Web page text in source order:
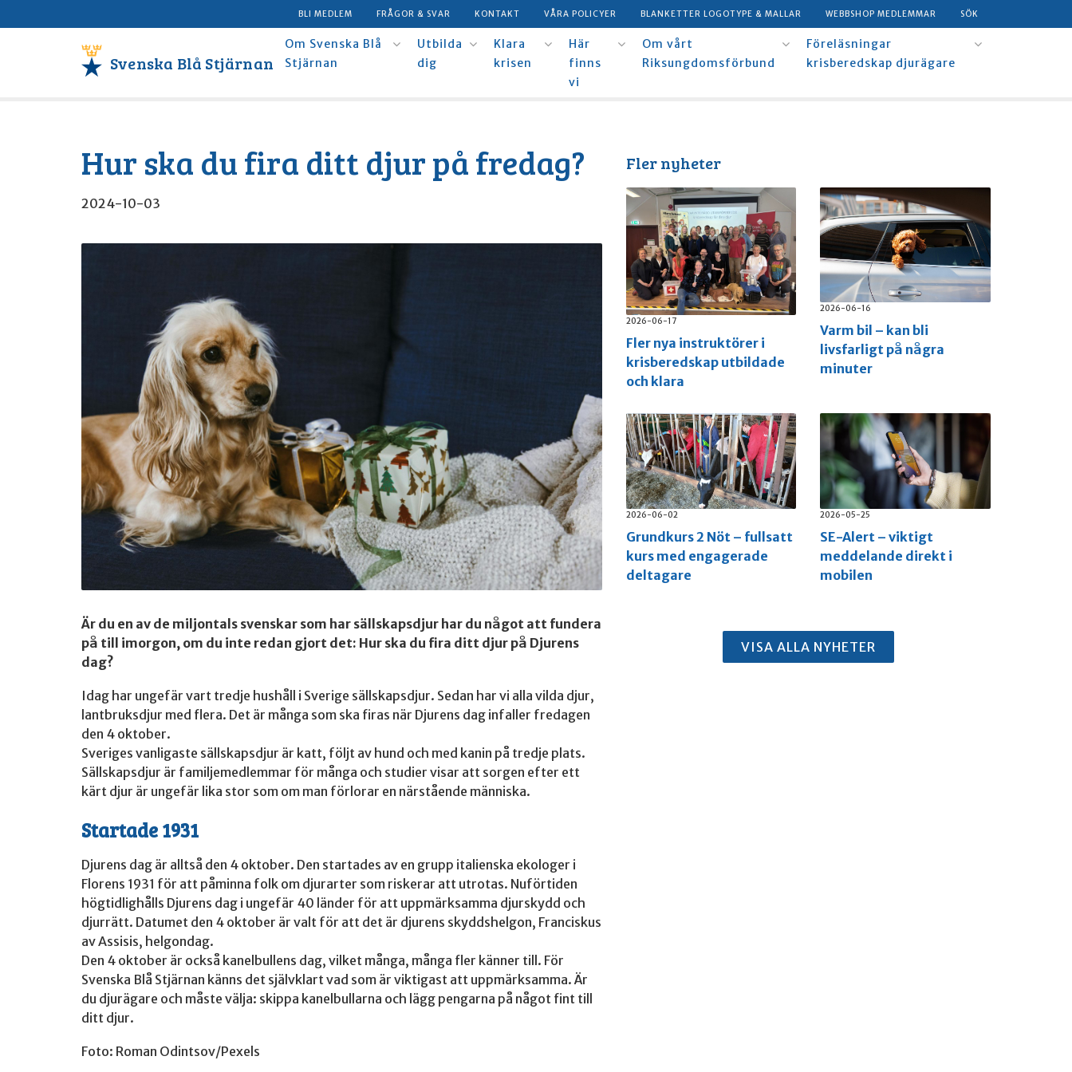
BLI MEDLEM FRÅGOR & SVAR KONTAKT VÅRA POLICYER BLANKETTER LOGOTYPE & MALLAR WEBBSHOP MEDLEMMAR SÖK
Svenska Blå Stjärnan
Om Svenska Blå
Stjärnan
Utbilda
dig
Klara
krisen
Här
finns
vi
Om vårt
Riksungdomsförbund
Föreläsningar
krisberedskap djurägare
Hur ska du fira ditt djur på fredag?
2024-10-03
Är du en av de miljontals svenskar som har sällskapsdjur har du något att fundera
på till imorgon, om du inte redan gjort det: Hur ska du fira ditt djur på Djurens
dag?
Idag har ungefär vart tredje hushåll i Sverige sällskapsdjur. Sedan har vi alla vilda djur,
lantbruksdjur med flera. Det är många som ska firas när Djurens dag infaller fredagen
den 4 oktober.
Sveriges vanligaste sällskapsdjur är katt, följt av hund och med kanin på tredje plats.
Sällskapsdjur är familjemedlemmar för många och studier visar att sorgen efter ett
kärt djur är ungefär lika stor som om man förlorar en närstående människa.
Startade 1931
Djurens dag är alltså den 4 oktober. Den startades av en grupp italienska ekologer i
Florens 1931 för att påminna folk om djurarter som riskerar att utrotas. Nuförtiden
högtidlighålls Djurens dag i ungefär 40 länder för att uppmärksamma djurskydd och
djurrätt. Datumet den 4 oktober är valt för att det är djurens skyddshelgon, Franciskus
av Assisis, helgondag.
Den 4 oktober är också kanelbullens dag, vilket många, många fler känner till. För
Svenska Blå Stjärnan känns det självklart vad som är viktigast att uppmärksamma. Är
du djurägare och måste välja: skippa kanelbullarna och lägg pengarna på något fint till
ditt djur.
Foto: Roman Odintsov/Pexels
Fler nyheter
2026-06-17
Fler nya instruktörer i
krisberedskap utbildade
och klara
2026-06-16
Varm bil – kan bli
livsfarligt på några
minuter
2026-06-02
Grundkurs 2 Nöt – fullsatt
kurs med engagerade
deltagare
2026-05-25
SE-Alert – viktigt
meddelande direkt i
mobilen
VISA ALLA NYHETER